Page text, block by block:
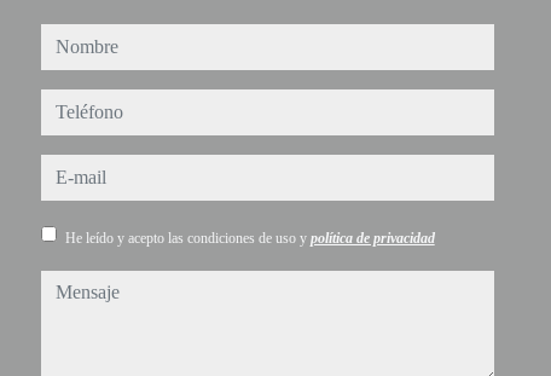
nombre
teléfono
e-mail
He leído y acepto las condiciones de uso y política de privacidad
mensaje